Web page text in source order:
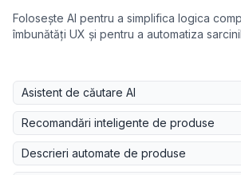
Folosește AI pentru a simplifica logica
îmbunătăți UX și pentru a automatiza
Asistent de căutare AI
Recomandări inteligente de produse
Descrieri automate de produse